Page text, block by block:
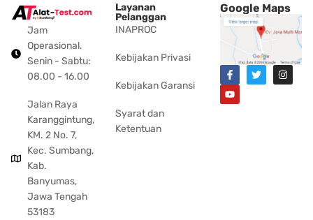
Jam
Operasional.
Senin - Sabtu:
08.00 - 16.00
Jalan Raya
Karanggintung,
KM. 2 No. 7,
Kec. Sumbang,
Kab.
Banyumas,
Jawa Tengah
53183
Layanan
Pelanggan
INAPROC
Kebijakan Privasi
Kebijakan Garansi
Syarat dan
Ketentuan
Google Maps